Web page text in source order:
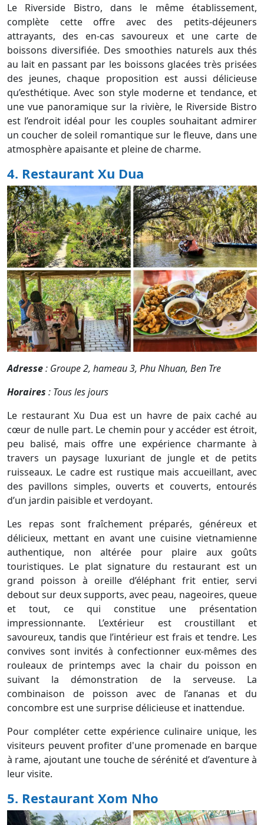
Le Riverside Bistro, dans le même établissement,
complète cette offre avec des petits-déjeuners
attrayants, des en-cas savoureux et une carte de
boissons diversifiée. Des smoothies naturels aux thés
au lait en passant par les boissons glacées très prisées
des jeunes, chaque proposition est aussi délicieuse
qu’esthétique. Avec son style moderne et tendance, et
une vue panoramique sur la rivière, le Riverside Bistro
est l’endroit idéal pour les couples souhaitant admirer
un coucher de soleil romantique sur le fleuve, dans une
atmosphère apaisante et pleine de charme.
4. Restaurant Xu Dua
Adresse: Groupe 2, hameau 3, Phu Nhuan, Ben Tre
Horaires : Tous les jours
Le restaurant Xu Dua est un havre de paix caché au
cœur de nulle part. Le chemin pour y accéder est étroit,
peu balisé, mais offre une expérience charmante à
travers un paysage luxuriant de jungle et de petits
ruisseaux. Le cadre est rustique mais accueillant, avec
des pavillons simples, ouverts et couverts, entourés
d’un jardin paisible et verdoyant.
Les repas sont fraîchement préparés, généreux et
délicieux, mettant en avant une cuisine vietnamienne
authentique, non altérée pour plaire aux goûts
touristiques. Le plat signature du restaurant est un
grand poisson à oreille d’éléphant frit entier, servi
debout sur deux supports, avec peau, nageoires, queue
et tout, ce qui constitue une présentation
impressionnante. L’extérieur est croustillant et
savoureux, tandis que l’intérieur est frais et tendre. Les
convives sont invités à confectionner eux-mêmes des
rouleaux de printemps avec la chair du poisson en
suivant la démonstration de la serveuse. La
combinaison de poisson avec de l’ananas et du
concombre est une surprise délicieuse et inattendue.
Pour compléter cette expérience culinaire unique, les
visiteurs peuvent profiter d'une promenade en barque
à rame, ajoutant une touche de sérénité et d’aventure à
leur visite.
5. Restaurant Xom Nho